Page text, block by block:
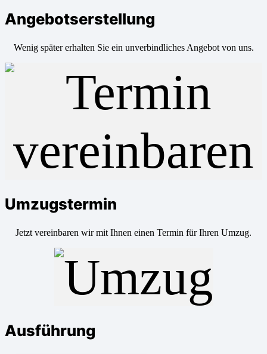
Angebotserstellung
Wenig später erhalten Sie ein unverbindliches Angebot von uns.
Umzugstermin
Jetzt vereinbaren wir mit Ihnen einen Termin für Ihren Umzug.
Ausführung